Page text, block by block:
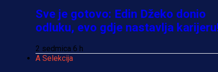
Sve je gotovo: Edin Džeko donio
odluku, evo gdje nastavlja
2 sedmica 6 h
A Selekcija